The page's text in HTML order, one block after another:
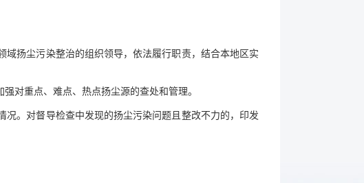
扬尘污染整治的组织领导，依法履行职责，结合本地区实
对重点、难点、热点扬尘源的查处和管理。
。对督导检查中发现的扬尘污染问题且整改不力的，印发